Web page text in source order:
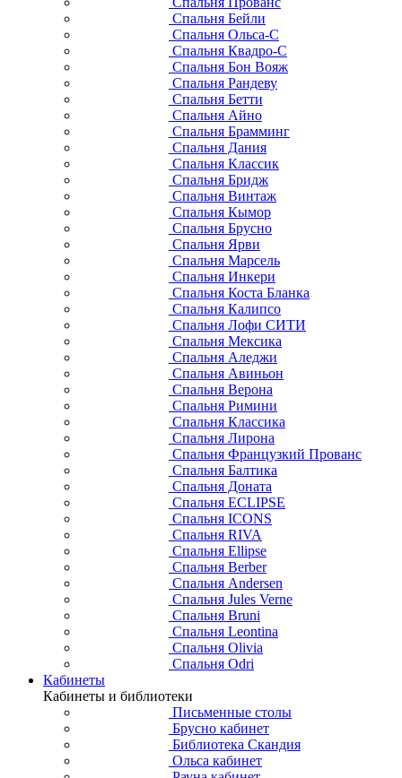
Спальня Бейли
Спальня Ольса-С
Спальня Квадро-С
Спальня Бон Вояж
Спальня Рандеву
Спальня Бетти
Спальня Айно
Спальня Брамминг
Спальня Дания
Спальня Классик
Спальня Бридж
Спальня Винтаж
Спальня Кымор
Спальня Брусно
Спальня Ярви
Спальня Марсель
Спальня Инкери
Спальня Коста Бланка
Спальня Калипсо
Спальня Лофи СИТИ
Спальня Мексика
Спальня Аледжи
Спальня Авиньон
Спальня Верона
Спальня Римини
Спальня Классика
Спальня Лирона
Спальня Французкий Прованс
Спальня Балтика
Спальня Доната
Спальня ECLIPSE
Спальня ICONS
Спальня RIVA
Спальня Ellipse
Спальня Berber
Спальня Andersen
Спальня Jules Verne
Спальня Bruni
Спальня Leontina
Спальня Olivia
Спальня Odri
Кабинеты
Кабинеты и библиотеки
Письменные столы
Брусно кабинет
Библиотека Скандия
Ольса кабинет